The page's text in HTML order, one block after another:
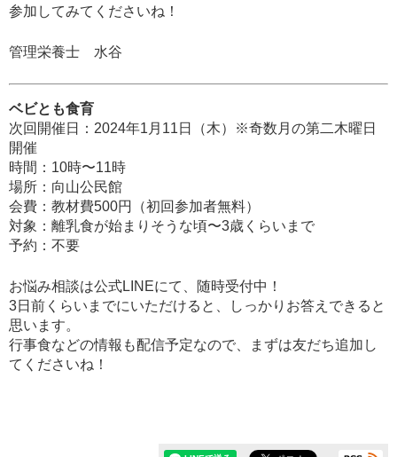
参加してみてくださいね！
管理栄養士 水谷
ベビとも食育
次回開催日：2024年1月11日（木）※奇数月の第二木曜日
開催
時間：10時〜11時
場所：向山公民館
会費：教材費500円（初回参加者無料）
対象：離乳食が始まりそうな頃〜3歳くらいまで
予約：不要
お悩み相談は公式LINEにて、随時受付中！
3日前くらいまでにいただけると、しっかりお答えできると
思います。
行事食などの情報も配信予定なので、まずは友だち追加し
てくださいね！